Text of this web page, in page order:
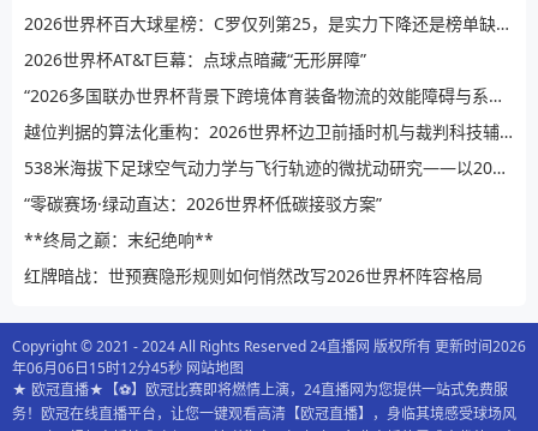
2026世界杯百大球星榜：C罗仅列第25，是实力下降还是榜单缺乏公信力？
2026世界杯AT&T巨幕：点球点暗藏“无形屏障”
“2026多国联办世界杯背景下跨境体育装备物流的效能障碍与系统性提升路径”
越位判据的算法化重构：2026世界杯边卫前插时机与裁判科技辅助决策的演进逻辑
538米海拔下足球空气动力学与飞行轨迹的微扰动研究——以2026世界杯BBVA球场为例
“零碳赛场·绿动直达：2026世界杯低碳接驳方案”
**终局之巅：末纪绝响**
红牌暗战：世预赛隐形规则如何悄然改写2026世界杯阵容格局
Copyright © 2021 - 2024 All Rights Reserved 24直播网 版权所有 更新时间2026
年06月06日15时12分45秒 网站地图
★ 欧冠直播★【⚽️】欧冠比赛即将燃情上演，24直播网为您提供一站式免费服
务！欧冠在线直播平台，让您一键观看高清【欧冠直播】，身临其境感受球场风